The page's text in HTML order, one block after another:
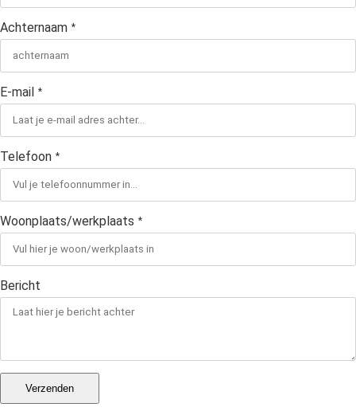
Achternaam *
E-mail *
Telefoon *
Woonplaats/werkplaats *
Bericht
Verzenden